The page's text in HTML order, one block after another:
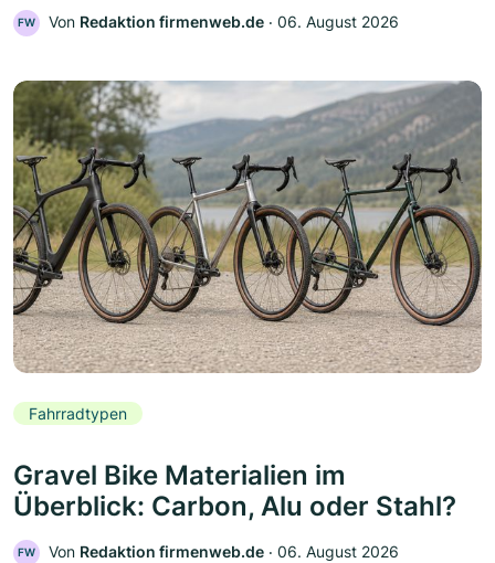
FW Von Redaktion firmenweb.de ‧ 06. August 2026
Fahrradtypen
Gravel Bike Materialien im
Überblick: Carbon, Alu oder Stahl?
FW Von Redaktion firmenweb.de ‧ 06. August 2026